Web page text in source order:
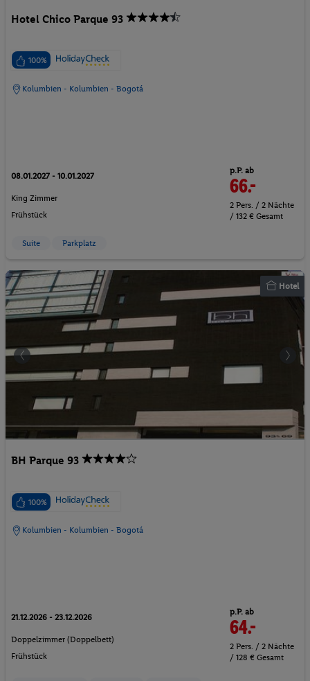
Hotel Chico Parque 93
100%
Kolumbien - Kolumbien - Bogotá
08.01.2027 - 10.01.2027
King Zimmer
Frühstück
p.P. ab
66.-
2 Pers. / 2 Nächte
/ 132 € Gesamt
Suite Parkplatz
Hotel
BH Parque 93
100%
Kolumbien - Kolumbien - Bogotá
21.12.2026 - 23.12.2026
Doppelzimmer (Doppelbett)
Frühstück
p.P. ab
64.-
2 Pers. / 2 Nächte
/ 128 € Gesamt